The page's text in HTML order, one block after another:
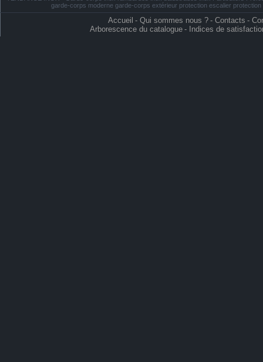
garde-corps moderne garde-corps extérieur protection escalier
Accueil - Qui sommes nous ? - Contacts -
Arborescence du catalogue - Indices de